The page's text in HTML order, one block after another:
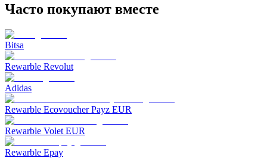
Часто покупают вместе
Bitsa
Rewarble Revolut
Adidas
Rewarble Ecovoucher Payz EUR
Rewarble Volet EUR
Rewarble Epay